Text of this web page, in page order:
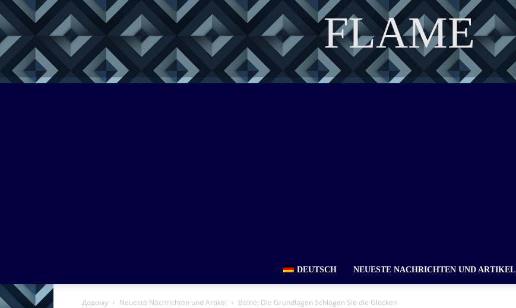
FLAME
DISCOVER THE ART OF PUBLISHING
DEUTSCH NEUESTE NACHRICHTEN UND ARTIKEL
Додому Neueste Nachrichten und Artikel Beine: Die Grundlagen Schlagen Sie die Glocken